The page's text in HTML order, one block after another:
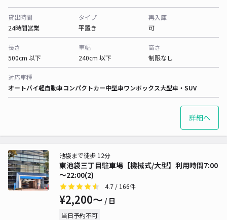
貸出時間
24時間営業
タイプ
平置き
再入庫
可
長さ
500cm 以下
車幅
240cm 以下
高さ
制限なし
対応車種
オートバイ軽自動車コンパクトカー中型車ワンボックス大型車・SUV
詳細へ
東池袋三丁目駐車場【機械式/大型】利用時間7:00
～22:00(2)
池袋まで徒歩 12分
4.7 / 166件
¥2,200〜 / 日
当日予約不可